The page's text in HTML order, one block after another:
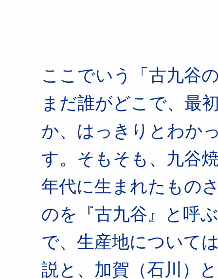
ここでいう「古九谷
まだ誰がどこで、最
か、はっきりとわか
す。そもそも、九谷
年代に生まれたもの
のを『古九谷』と呼
で、生産地について
説と、加賀（石川）